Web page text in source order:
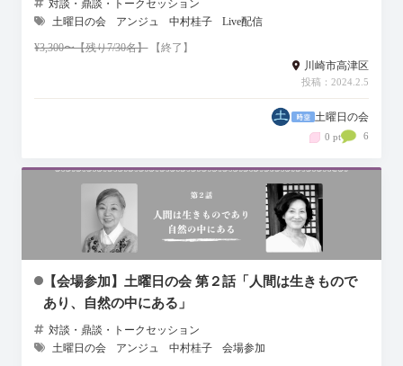
対談・鼎談・トークセッション
土曜日の会
アンジュ 中村桂子 Live配信
¥3,300〜【残り7/30名】【終了】
川崎市高津区
投稿：2024.2.5
土曜日の会
0 pt 6
【会場参加】土曜日の会 第２話「人間は生きもので
あり、自然の中にある」
対談・鼎談・トークセッション
土曜日の会
アンジュ 中村桂子 会場参加